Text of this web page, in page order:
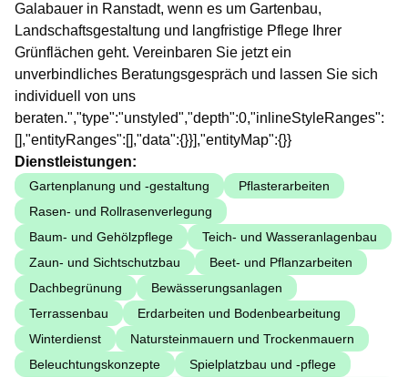
Galabauer in Ranstadt, wenn es um Gartenbau,
Landschaftsgestaltung und langfristige Pflege Ihrer
Grünflächen geht. Vereinbaren Sie jetzt ein
unverbindliches Beratungsgespräch und lassen Sie sich
individuell von uns
beraten.","type":"unstyled","depth":0,"inlineStyleRanges":
[],"entityRanges":[],"data":{}}],"entityMap":{}}
Dienstleistungen:
Gartenplanung und -gestaltung
Pflasterarbeiten
Rasen- und Rollrasenverlegung
Baum- und Gehölzpflege
Teich- und Wasseranlagenbau
Zaun- und Sichtschutzbau
Beet- und Pflanzarbeiten
Dachbegrünung
Bewässerungsanlagen
Terrassenbau
Erdarbeiten und Bodenbearbeitung
Winterdienst
Natursteinmauern und Trockenmauern
Beleuchtungskonzepte
Spielplatzbau und -pflege